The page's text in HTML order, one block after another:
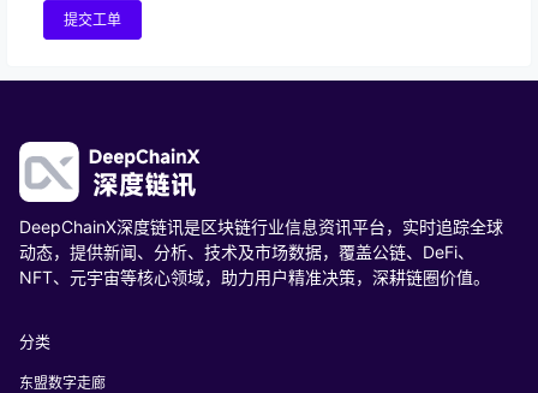
提交工单
DeepChainX深度链讯是区块链行业信息资讯平台，实时追踪全球
动态，提供新闻、分析、技术及市场数据，覆盖公链、DeFi、
NFT、元宇宙等核心领域，助力用户精准决策，深耕链圈价值。
分类
东盟数字走廊